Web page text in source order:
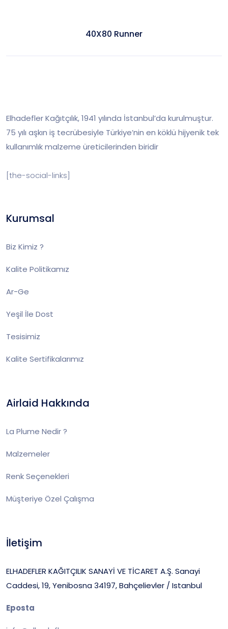
40X80 Runner
Elhadefler Kağıtçılık, 1941 yılında İstanbul’da kurulmuştur.
75 yılı aşkın iş tecrübesiyle Türkiye’nin en köklü hijyenik tek
kullanımlık malzeme üreticilerinden biridir
[the-social-links]
Kurumsal
Biz Kimiz ?
Kalite Politikamız
Ar-Ge
Yeşil İle Dost
Tesisimiz
Kalite Sertifikalarımız
Airlaid Hakkında
La Plume Nedir ?
Malzemeler
Renk Seçenekleri
Müşteriye Özel Çalışma
İletişim
ELHADEFLER KAĞITÇILIK SANAYİ VE TİCARET A.Ş. Sanayi
Caddesi, 19, Yenibosna 34197,Bahçelievler / Istanbul
Eposta